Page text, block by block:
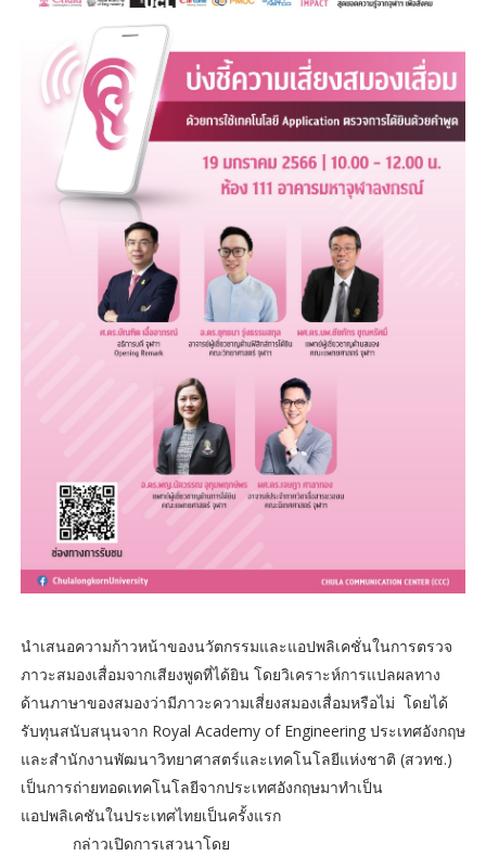
นำเสนอความก้าวหน้าของนวัตกรรมและแอปพลิเคชั่นในการตรวจ
ภาวะสมองเสื่อมจากเสียงพูดที่ได้ยิน โดยวิเคราะห์การแปลผลทาง
ด้านภาษาของสมองว่ามีภาวะความเสี่ยงสมองเสื่อมหรือไม่ โดยได้
รับทุนสนับสนุนจาก Royal Academy of Engineering ประเทศอังกฤษ
และสำนักงานพัฒนาวิทยาศาสตร์และเทคโนโลยีแห่งชาติ (สวทช.)
เป็นการถ่ายทอดเทคโนโลยีจากประเทศอังกฤษมาทำเป็น
แอปพลิเคชันในประเทศไทยเป็นครั้งแรก
กล่าวเปิดการเสวนาโดย